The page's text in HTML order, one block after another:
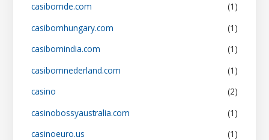
casibomde.com
(1)
casibomhungary.com
(1)
casibomindia.com
(1)
casibomnederland.com
(1)
casino
(2)
casinobossyaustralia.com
(1)
casinoeuro.us
(1)